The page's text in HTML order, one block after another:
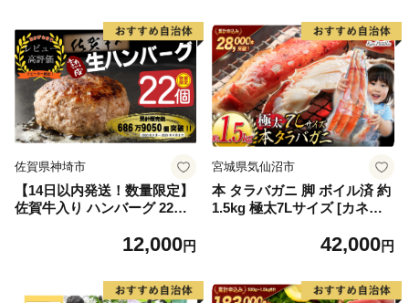
切り身 魚 わけあり
佐賀県神埼市
【14日以内発送！数量限定】
佐賀牛入り ハンバーグ 22個
毛和牛 ブランド牛 九州 ハン
(H083106)
12,000円
宮城県気仙沼市
本 タラバガニ 脚 ボイル済 約
1.5kg 極太7Lサイズ [カネダ
6] カニ かに 蟹 たらばがに た
42,000円